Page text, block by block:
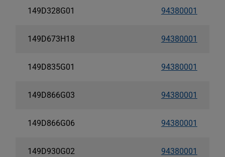
149D328G01 94380001
149D673H18 94380001
149D835G01 94380001
149D866G03 94380001
149D866G06 94380001
149D930G02 94380001